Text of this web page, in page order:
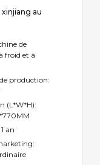
au
de
froid et à
production:
(L*W*H):
an